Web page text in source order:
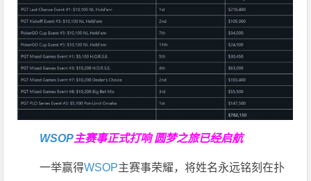
WSOP主赛事正式打响圆梦之旅已经启航
一举赢得WSOP主赛事荣耀，将姓名永远铭刻在扑